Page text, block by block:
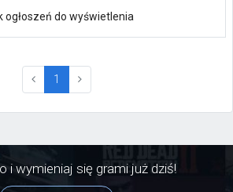
ogłoszeń do wyświetlenia
1 (current)
i wymieniaj się grami już dziś!